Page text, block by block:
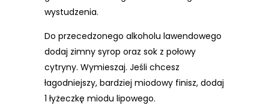
wystudzenia.
Do przecedzonego alkoholu lawendowego
dodaj zimny syrop oraz sok z połowy
cytryny. Wymieszaj. Jeśli chcesz
łagodniejszy, bardziej miodowy finisz, dodaj
1 łyżeczkę miodu lipowego.